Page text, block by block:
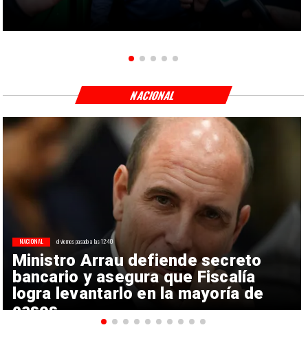
Ministro Arrau defiende secreto
bancario y asegura que Fiscalía
logra levantarlo en la mayoría de
casos
NACIONAL el viernes pasado a las 12:40
NACIONAL